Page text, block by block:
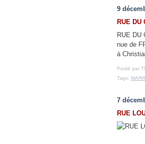
9
RUE DU
RUE DU
nue de
à
Posté par
Tags:
7
RUE